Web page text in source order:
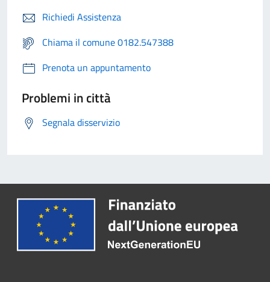
Richiedi Assistenza
Chiama il comune 0182.547388
Prenota un appuntamento
Problemi in città
Segnala disservizio